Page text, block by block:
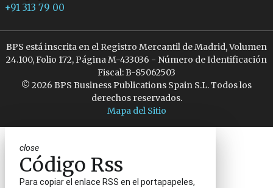
+91 313 79 00
BPS está inscrita en el Registro Mercantil de Madrid, Volumen
24.100, Folio 172, Página M-433036 - Número de Identificación
Fiscal: B-85062503
© 2026 BPS Business Publications Spain S.L. Todos los
derechos reservados.
Mapa del Sitio
close
Código Rss
Para copiar el enlace RSS en el portapapeles,